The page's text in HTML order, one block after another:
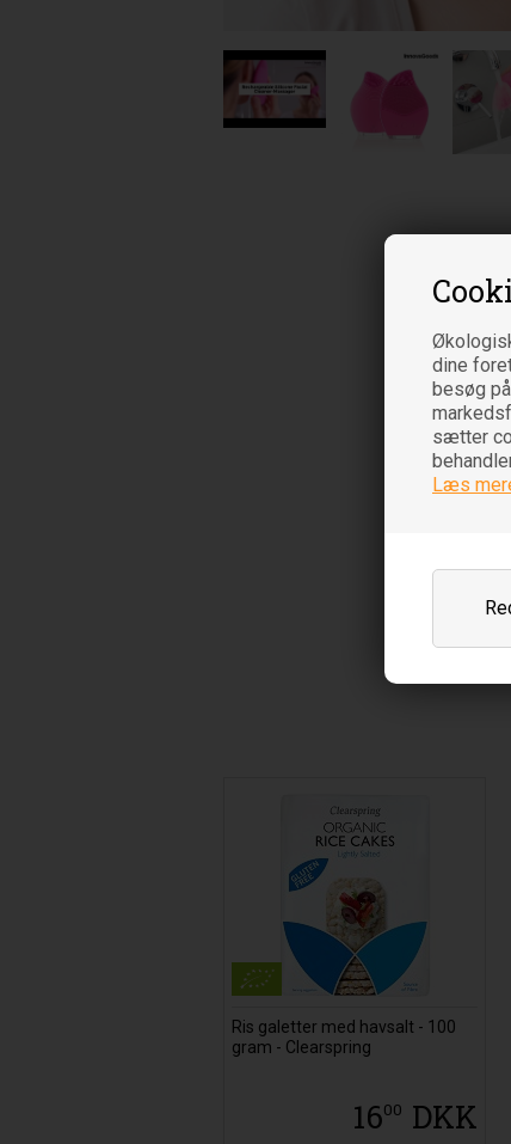
dine
besøg
sætter
Læs
Ris galetter med havsalt - 100
gram - Clearspring
1600 DKK